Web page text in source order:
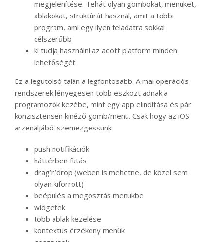
megjelenítése. Tehát olyan gombokat, menüket,
ablakokat, struktúrát használ, amit a többi
program, ami egy ilyen feladatra sokkal
célszerűbb
ki tudja használni az adott platform minden
lehetőségét
Ez a legutolsó talán a legfontosabb. A mai operációs
rendszerek lényegesen több eszközt adnak a
programozók kezébe, mint egy app elindítása és pár
konzisztensen kinéző gomb/menü. Csak hogy az iOS
arzenáljából szemezgessünk:
push notifikációk
háttérben futás
drag’n’drop (weben is mehetne, de közel sem
olyan kiforrott)
beépülés a megosztás menükbe
widgetek
több ablak kezelése
kontextus érzékeny menük